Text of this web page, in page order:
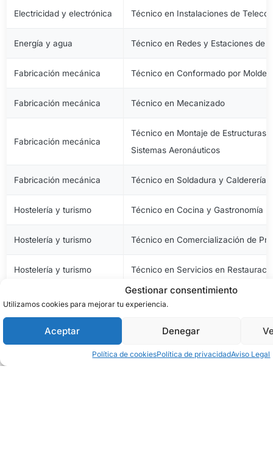
Gestionar consentimiento
Utilizamos cookies para mejorar tu experiencia.
Aceptar Denegar
Política de cookiesPolítica de privacidadAviso Legal
Electricidad y electrónica Técnico en Instalaciones de
Energía y agua Técnico en Redes y Estaciones de
Fabricación mecánica Técnico en Conformado por
Fabricación mecánica Técnico en Mecanizado
Fabricación mecánica
Técnico en Montaje de Estructuras
Sistemas Aeronáuticos
Fabricación mecánica Técnico en Soldadura y Calderería
Hostelería y turismo Técnico en Cocina y Gastronomía
Hostelería y turismo Técnico en Comercialización de
Hostelería y turismo Técnico en Servicios en
Imagen personal Técnico en Estética y Belleza
Imagen personal Técnico en Peluquería y Cosmética
Técnico en Vídeo Disc-Jockey y